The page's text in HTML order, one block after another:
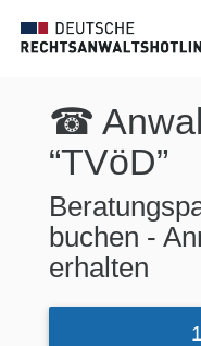
☎
“TVöD”
buchen -
erhalten